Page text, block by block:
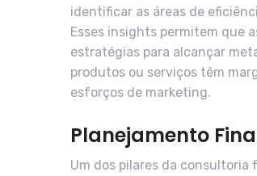
identificar as áreas de
Esses insights permitem que
estratégias para alcançar
produtos ou serviços têm
esforços de marketing.
Planejamento
Um dos pilares da consultoria